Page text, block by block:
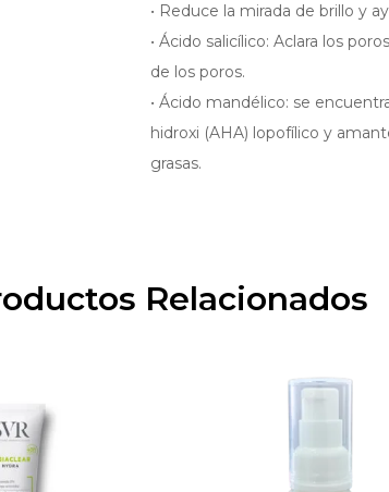
• Reduce la mirada de brillo y
• Ácido salicílico: Aclara los
de los poros.
• Ácido mandélico: se
hidroxi (AHA) lopofílico y
grasas.
Relacionados